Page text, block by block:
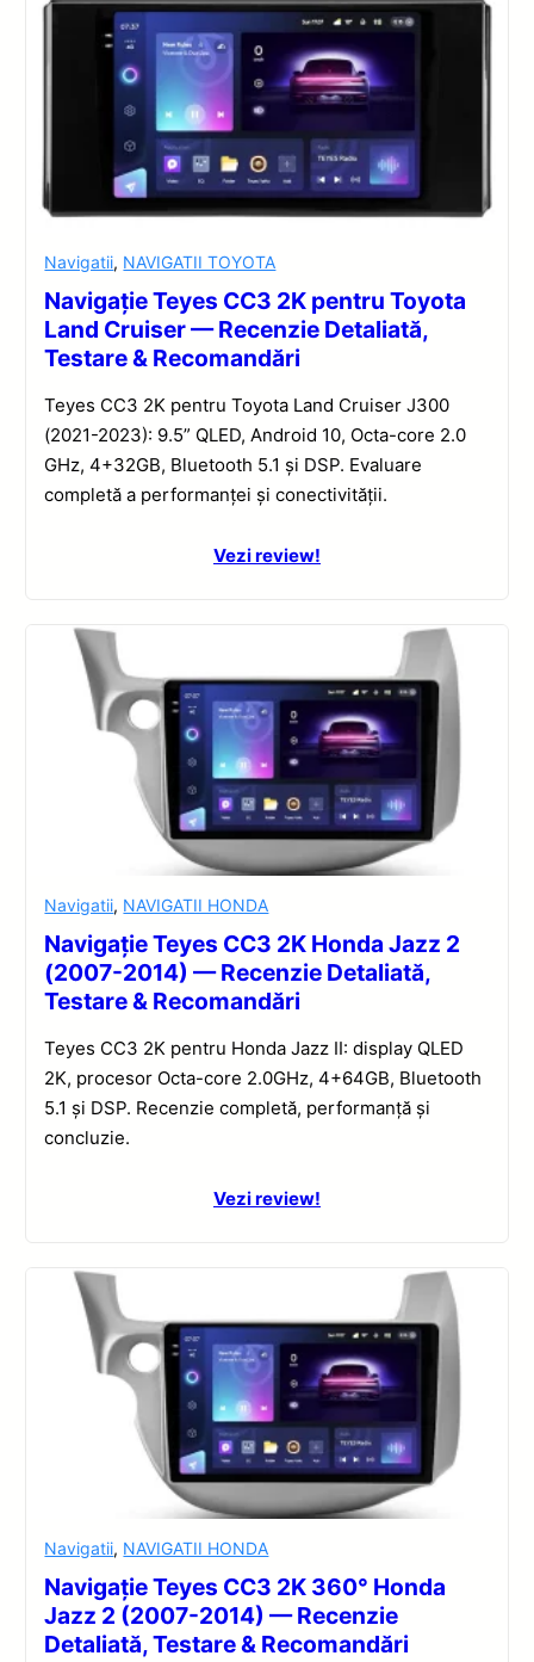
Navigatii, NAVIGATII TOYOTA
Navigație Teyes CC3 2K pentru Toyota
Land Cruiser — Recenzie Detaliată,
Testare & Recomandări
Teyes CC3 2K pentru Toyota Land Cruiser J300
(2021-2023): 9.5” QLED, Android 10, Octa-core 2.0
GHz, 4+32GB, Bluetooth 5.1 și DSP. Evaluare
completă a performanței și conectivității.
Vezi review!
Navigatii, NAVIGATII HONDA
Navigație Teyes CC3 2K Honda Jazz 2
(2007-2014) — Recenzie Detaliată,
Testare & Recomandări
Teyes CC3 2K pentru Honda Jazz II: display QLED
2K, procesor Octa-core 2.0GHz, 4+64GB, Bluetooth
5.1 și DSP. Recenzie completă, performanță și
concluzie.
Vezi review!
Navigatii, NAVIGATII HONDA
Navigație Teyes CC3 2K 360° Honda
Jazz 2 (2007-2014) — Recenzie
Detaliată, Testare & Recomandări